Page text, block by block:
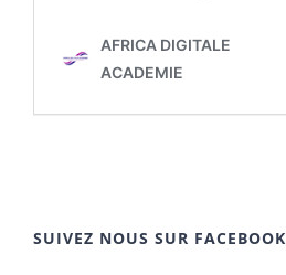
SUIVEZ NOUS SUR FACEBOOK